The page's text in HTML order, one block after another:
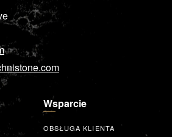
Wsparcie
OBSŁUGA KLIENTA